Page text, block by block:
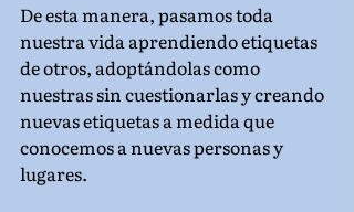
De esta manera, pasamos toda
nuestra vida aprendiendo etiquetas
de otros, adoptándolas como
nuestras sin cuestionarlas y creando
nuevas etiquetas a medida que
conocemos a nuevas personas y
lugares.